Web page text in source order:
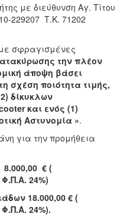
με διεύθυνση Αγ. Τίτου
229207 Τ.Κ. 71202
με σφραγισμένες
την πλέον
άποψη βάσει
σχέση ποιότητα τιμής,
δίκυκλων
και ενός (1)
Αστυνομία ».
για την προμήθεια
€ (
24%)
18.000,00 € (
24%).